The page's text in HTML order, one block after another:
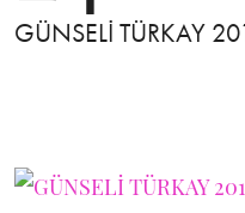
GÜNSELİ TÜRKAY